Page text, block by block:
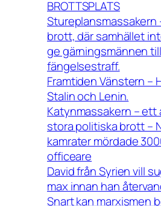
BROTTSPLATS
brott, där samhället
ge gärningsmännen
fängelsestraff.
Framtiden Vänstern –
Stalin och Lenin.
Katynmassakern – ett
stora politiska brott –
kamrater mördade
officeare
David från Syrien vill
max innan han
Snart kan marxismen